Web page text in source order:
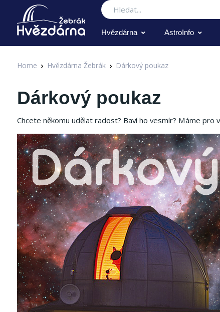
Hledat
Hvězdárna AstroInfo
Home Hvězdárna Žebrák Dárkový poukaz
Dárkový poukaz
Chcete někomu udělat radost? Baví ho vesmír? Máme pro